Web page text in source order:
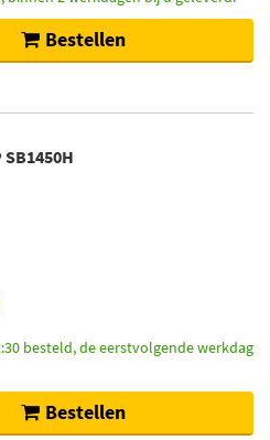
Bestellen
besteld, de eerstvolgende werkdag
Bestellen